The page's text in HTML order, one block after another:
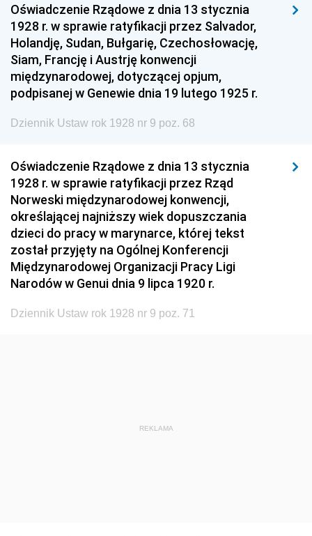
1957 1956 1955
1954 1953 1952
1951 1950
1948 1947 1946
1932 1931 1930
1929 1928 1927
1926 1925 1924
1923 1922 1921
1920 1919
Oświadczenie Rządowe z dnia 13 stycznia
1928 r. w sprawie ratyfikacji przez Salvador,
Holandję, Sudan, Bułgarię, Czechosłowację,
Siam, Francję i Austrję konwencji
międzynarodowej, dotyczącej opjum,
podpisanej w Genewie dnia 19 lutego 1925 r.
Dziennik Ustaw rok 1928 nr 9 poz. 68
Oświadczenie Rządowe z dnia 13 stycznia
1928 r. w sprawie ratyfikacji przez Rząd
Norweski międzynarodowej konwencji,
określającej najniższy wiek dopuszczania
dzieci do pracy w marynarce, której tekst
został przyjęty na Ogólnej Konferencji
Międzynarodowej Organizacji Pracy Ligi
Narodów w Genui dnia 9 lipca 1920 r.
Dziennik Ustaw rok 1928 nr 9 poz. 71
REKLAMA